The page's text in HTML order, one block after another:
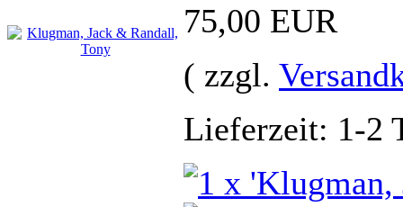
75,00 EUR
( zzgl.
Lieferzeit: 1-2